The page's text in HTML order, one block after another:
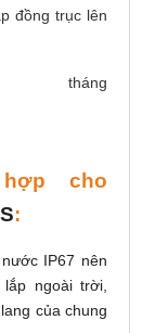
đồng trục lên
cho
:
IP67 nên
lắp ngoài trời,
của chung